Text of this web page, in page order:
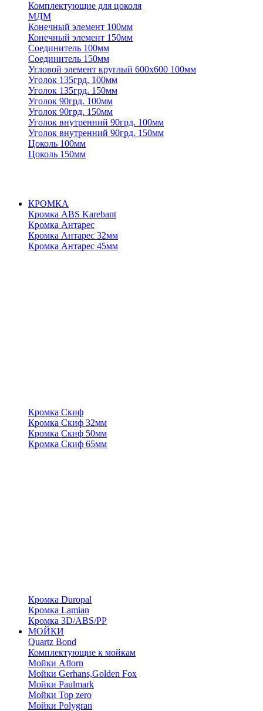
Комплектующие для цоколя
МДМ
Конечный элемент 100мм
Конечный элемент 150мм
Соединитель 100мм
Соединитель 150мм
Угловой элемент круглый 600х600 100мм
Уголок 135грд. 100мм
Уголок 135грд. 150мм
Уголок 90грд. 100мм
Уголок 90грд. 150мм
Уголок внутренний 90грд. 100мм
Уголок внутренний 90грд. 150мм
Цоколь 100мм
Цоколь 150мм
КРОМКА
Кромка ABS Karebant
Кромка Антарес
Кромка Антарес 32мм
Кромка Антарес 45мм
Кромка Скиф
Кромка Скиф 32мм
Кромка Скиф 50мм
Кромка Скиф 65мм
Кромка Duropal
Кромка Lamian
Кромка 3D/ABS/PP
МОЙКИ
Quartz Bond
Комплектующие к мойкам
Мойки Aflorn
Мойки Gerhans,Golden Fox
Мойки Paulmark
Мойки Top zero
Мойки Polygran